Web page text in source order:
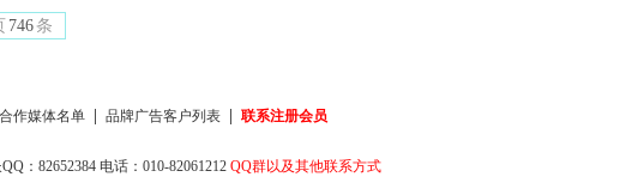
746 条
合作媒体名单 品牌广告客户列表 联系注册会员
：82652384 电话：010-82061212 QQ群以及其他联系方式